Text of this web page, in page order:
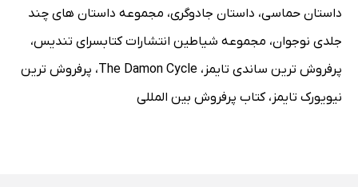
داستان حماسی، داستان جادوگری، مجموعه داستان های چند
جلدی نوجوان، مجموعه شیاطین انتشارات کتابسرای تندیس،
پرفروش ترین ساندی تایمز ، The Damon Cycle، پرفروش ترین
نیویورک تایمز ،کتاب پرفروش بین المللی